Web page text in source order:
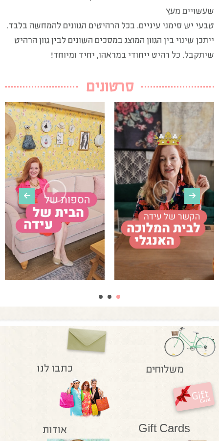
שעשויים מעץ
טבעי יש סימני עיניים. בכל הרהיטים הגוונים להמחשה בלבד.
ייתכן שינוי בין הגוון המוצג במסכים השונים לבין גוון הרהיט
שיתקבל. כל רהיט ייחודי במראהו, יחיד ומיוחד!
סרטונים
משלוחים כתבו לנו
Gift Cards אודות